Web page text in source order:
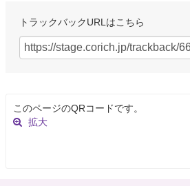
グワィニャオン
@guwalinyaon
この次回公演に「学ばない時間。」出演の佐伯
演予定！ 乞うご期待です。 また、「番外 池田
トラックバックURLはこちら
このページのQRコードです。
拡大